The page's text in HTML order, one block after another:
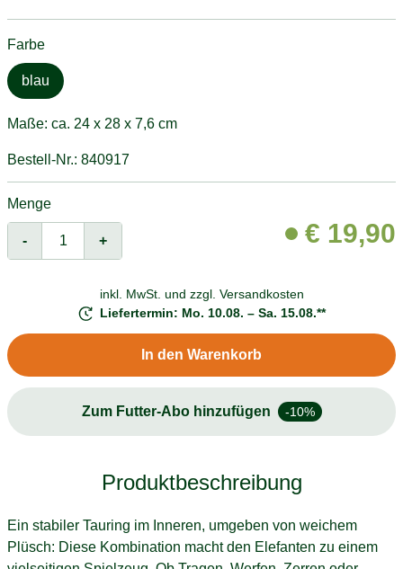
Farbe
blau
Maße: ca. 24 x 28 x 7,6 cm
Bestell-Nr.: 840917
Menge
- + € 19,90
inkl. MwSt. und zzgl. Versandkosten
Liefertermin: Mo. 10.08. – Sa. 15.08.**
In den Warenkorb
Zum Futter-Abo hinzufügen -10%
Produktbeschreibung
Ein stabiler Tauring im Inneren, umgeben von weichem
Plüsch: Diese Kombination macht den Elefanten zu einem